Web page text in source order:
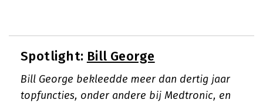
Spotlight: Bill George
Bill George bekleedde meer dan dertig jaar
topfuncties, onder andere bij Medtronic, en